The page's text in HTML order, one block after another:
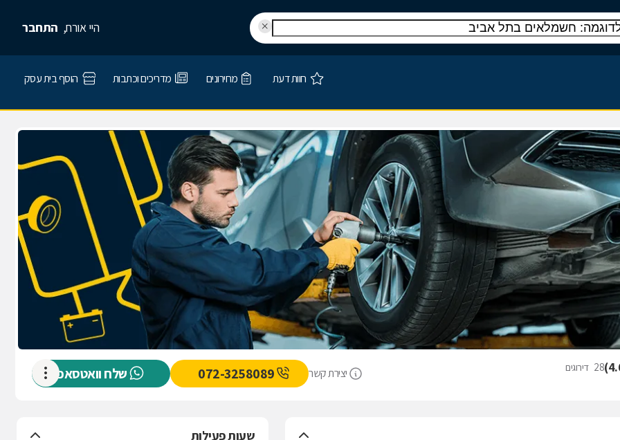
היי אורח, התחבר
חוות דעת מחירונים מדריכים וכתבות הוסף בית עסק
)
28 דירוגים יצירת קשר 072-3258089 שלח וואטסאפ
שעות פעילות